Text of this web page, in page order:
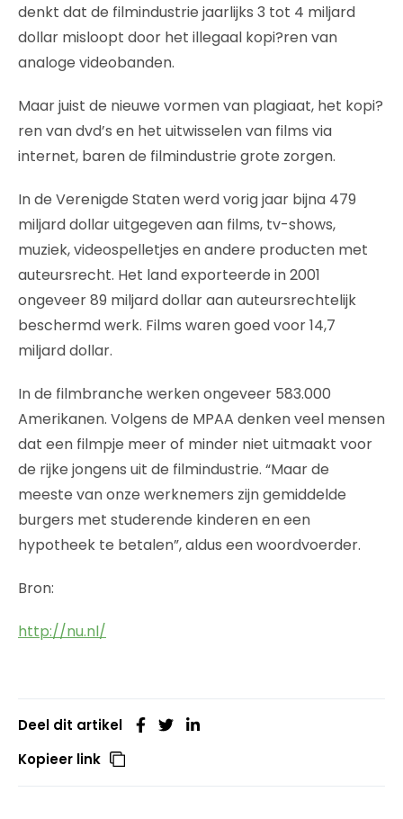
denkt dat de filmindustrie jaarlijks 3 tot 4 miljard
dollar misloopt door het illegaal kopi?ren van
analoge videobanden.
Maar juist de nieuwe vormen van plagiaat, het kopi?
ren van dvd’s en het uitwisselen van films via
internet, baren de filmindustrie grote zorgen.
In de Verenigde Staten werd vorig jaar bijna 479
miljard dollar uitgegeven aan films, tv-shows,
muziek, videospelletjes en andere producten met
auteursrecht. Het land exporteerde in 2001
ongeveer 89 miljard dollar aan auteursrechtelijk
beschermd werk. Films waren goed voor 14,7
miljard dollar.
In de filmbranche werken ongeveer 583.000
Amerikanen. Volgens de MPAA denken veel mensen
dat een filmpje meer of minder niet uitmaakt voor
de rijke jongens uit de filmindustrie. “Maar de
meeste van onze werknemers zijn gemiddelde
burgers met studerende kinderen en een
hypotheek te betalen”, aldus een woordvoerder.
Bron:
http://nu.nl/
Deel dit artikel
Kopieer link